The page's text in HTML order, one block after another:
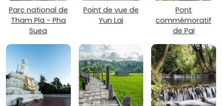
Parc national de
Tham Pla - Pha
Suea
Point de vue de
Yun Lai
Pont
commémoratif
de Pai